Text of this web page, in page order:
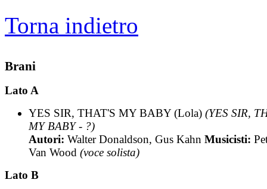
Torna indietro
Brani
Lato A
YES SIR, THAT'S MY BABY (Lola) (YES SIR,
MY BABY - ?)
Autori: Walter Donaldson, Gus Kahn Musicisti:
Van Wood (voce solista)
Lato B